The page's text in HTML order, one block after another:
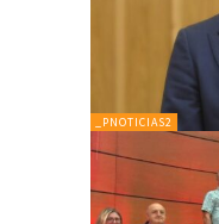
_PNOTICIAS2